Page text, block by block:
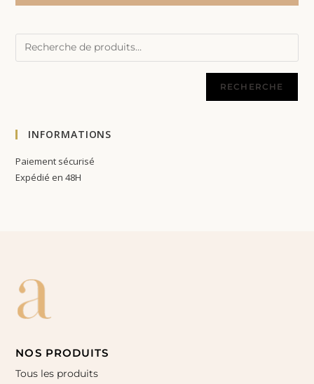
RECHERCHE
INFORMATIONS
Paiement sécurisé
Expédié en 48H
NOS PRODUITS
Tous les produits